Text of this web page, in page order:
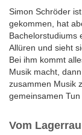
Simon Schröder
gekommen, hat
Bachelorstudiums
Allüren und sieht
Bei ihm kommt
Musik macht,
zusammen Musik
gemeinsamen Tun
Vom